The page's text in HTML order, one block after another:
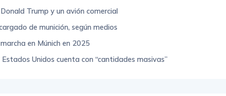
Trump y un avión comercial
de munición, según medios
en Múnich en 2025
Unidos cuenta con “cantidades masivas”